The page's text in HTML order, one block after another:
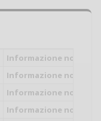
Informazione non
Informazione non
Informazione non
Informazione non